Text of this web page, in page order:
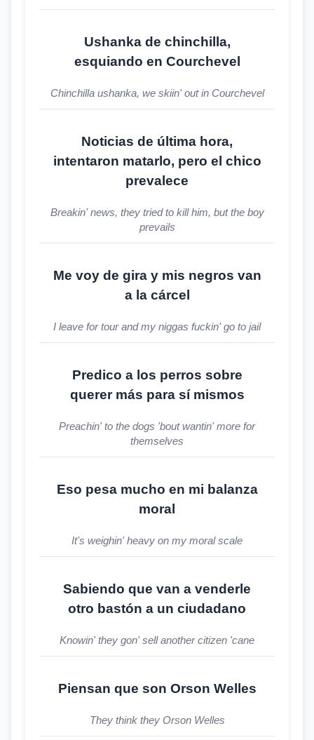
Ushanka de chinchilla,
esquiando en Courchevel
Chinchilla ushanka, we skiin' out in Courchevel
Noticias de última hora,
intentaron matarlo, pero el chico
prevalece
Breakin' news, they tried to kill him, but the boy
prevails
Me voy de gira y mis negros van
a la cárcel
I leave for tour and my niggas fuckin' go to jail
Predico a los perros sobre
querer más para sí mismos
Preachin' to the dogs 'bout wantin' more for
themselves
Eso pesa mucho en mi balanza
moral
It's weighin' heavy on my moral scale
Sabiendo que van a venderle
otro bastón a un ciudadano
Knowin' they gon' sell another citizen 'cane
Piensan que son Orson Welles
They think they Orson Welles